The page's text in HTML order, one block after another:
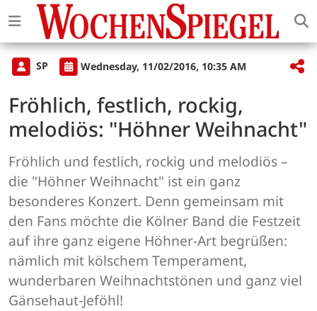
SP Wednesday, 11/02/2016, 10:35 AM
Fröhlich, festlich, rockig,
melodiös: "Höhner Weihnacht"
Fröhlich und festlich, rockig und melodiös –
die "Höhner Weihnacht" ist ein ganz
besonderes Konzert. Denn gemeinsam mit
den Fans möchte die Kölner Band die Festzeit
auf ihre ganz eigene Höhner-Art begrüßen:
nämlich mit kölschem Temperament,
wunderbaren Weihnachtstönen und ganz viel
Gänsehaut-Jeföhl!